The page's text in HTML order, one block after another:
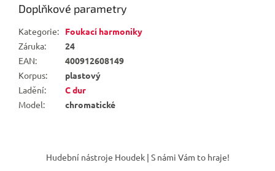
Doplňkové parametry
Kategorie:
Foukací harmoniky
Záruka:
24
EAN:
400912608149
Korpus:
plastový
Ladění:
C dur
Model: chromatické
Hudební nástroje Houdek | S námi Vám to hraje!